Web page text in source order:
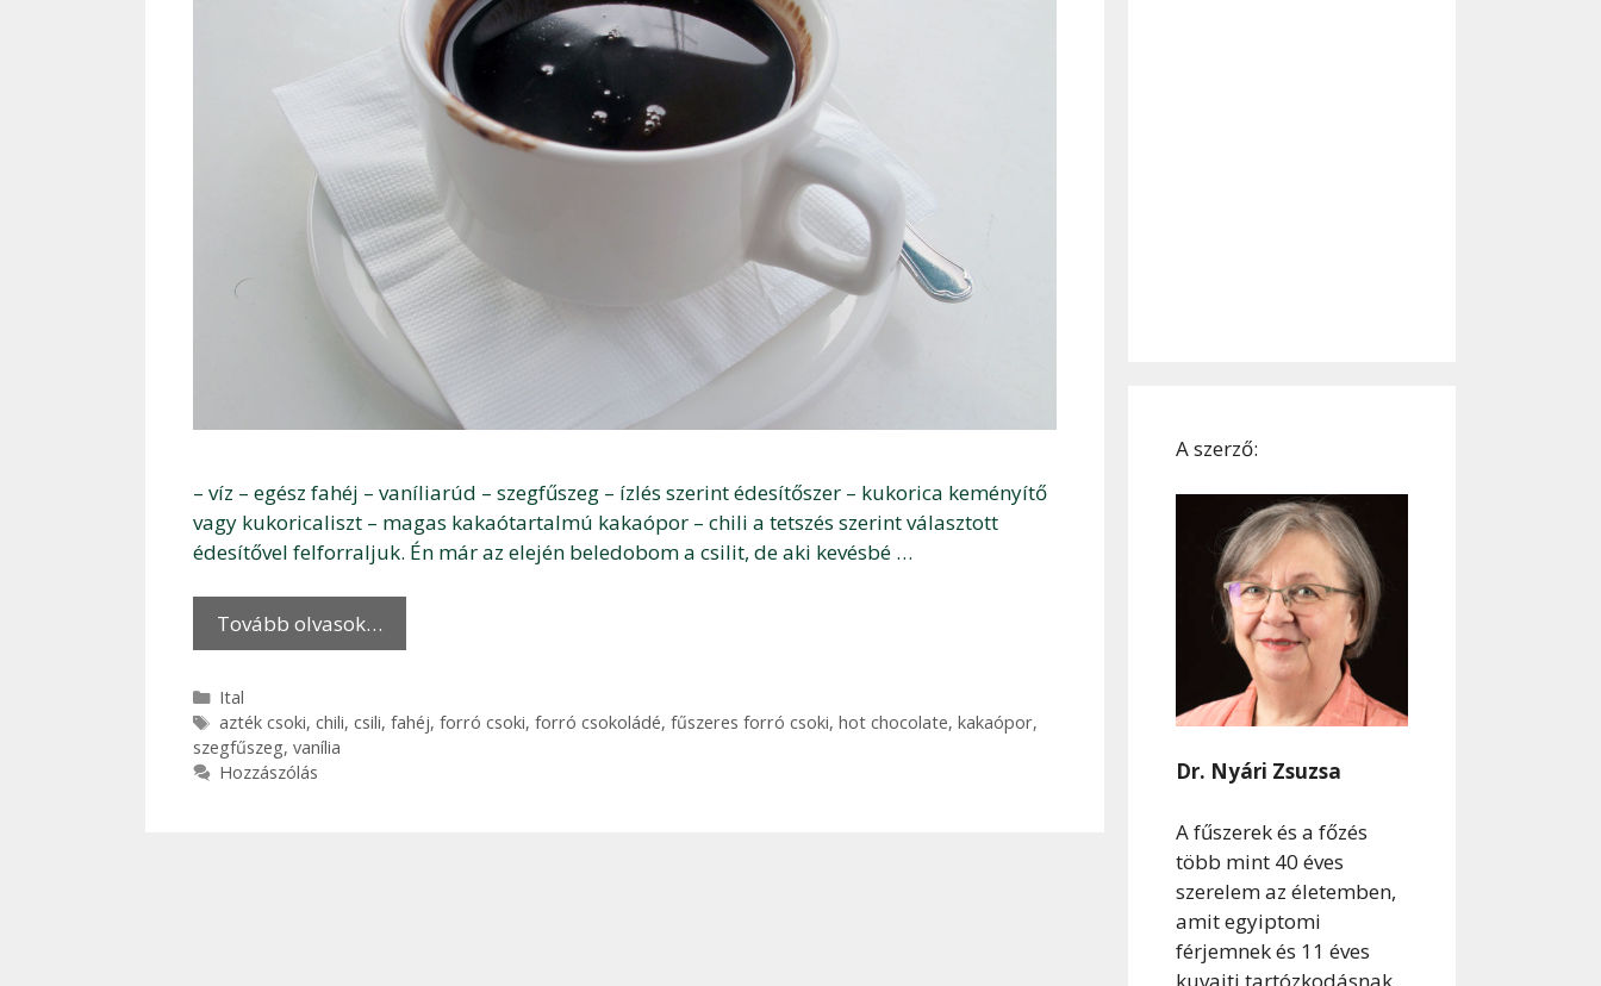
– víz – egész fahéj – vaníliarúd – szegfűszeg – ízlés szerint édesítőszer – kukorica keményítő
vagy kukoricaliszt – magas kakaótartalmú kakaópor – chili a tetszés szerint választott
édesítővel felforraljuk. Én már az elején beledobom a csilit, de aki kevésbé …
Tovább olvasok…
Kategória
Ital
Címkék
azték csoki, chili, csili, fahéj, forró csoki, forró csokoládé, fűszeres forró csoki, hot chocolate, kakaópor,
szegfűszeg, vanília
Hozzászólás
A szerző:
Dr. Nyári Zsuzsa
A fűszerek és a főzés
több mint 40 éves
szerelem az életemben,
amit egyiptomi
férjemnek és 11 éves
kuvaiti tartózkodásnak